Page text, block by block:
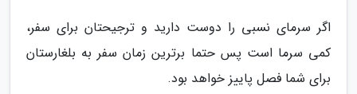
اگر سرمای نسبی را دوست دارید و ترجیحتان برای سفر،
کمی سرما است پس حتما برترین زمان سفر به بلغارستان
برای شما فصل پاییز خواهد بود.